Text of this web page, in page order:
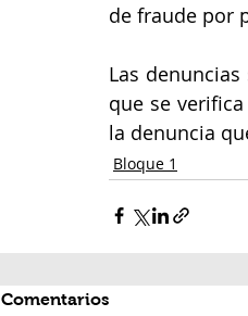
de fraude por
Las
que se
la denuncia
Bloque 1
Comentarios